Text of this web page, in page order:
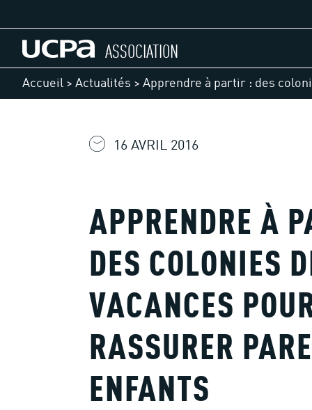
ASSOCIATION
Accueil > Actualités > Apprendre à partir : des
16 AVRIL 2016
APPRENDRE À
DES COLONIES
VACANCES
RASSURER
ENFANTS